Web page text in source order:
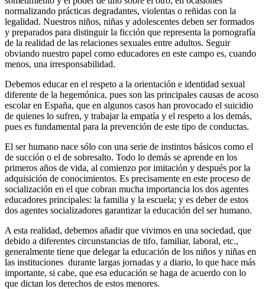
normalizando prácticas degradantes, violentas o reñidas con la
legalidad. Nuestros niños, niñas y adolescentes deben ser formados
y preparados para distinguir la ficción que representa la pornografía
de la realidad de las relaciones sexuales entre adultos. Seguir
obviando nuestro papel como educadores en este campo es, cuando
menos, una irresponsabilidad.
Debemos educar en el respeto a la orientación e identidad sexual
diferente de la hegemónica, pues son las principales causas de acoso
escolar en España, que en algunos casos han provocado el suicidio
de quienes lo sufren, y trabajar la empatía y el respeto a los demás,
pues es fundamental para la prevención de este tipo de conductas.
El ser humano nace sólo con una serie de instintos básicos como el
de succión o el de sobresalto. Todo lo demás se aprende en los
primeros años de vida, al comienzo por imitación y después por la
adquisición de conocimientos. Es precisamente en este proceso de
socialización en el que cobran mucha importancia los dos agentes
educadores principales: la familia y la escuela; y es deber de estos
dos agentes socializadores garantizar la educación del ser humano.
A esta realidad, debemos añadir que vivimos en una sociedad, que
debido a diferentes circunstancias de tifo, familiar, laboral, etc.,
generalmente tiene que delegar la educación de los niños y niñas en
las instituciones durante largas jornadas y a diario, lo que hace más
importante, si cabe, que esa educación se haga de acuerdo con lo
que dictan los derechos de estos menores.